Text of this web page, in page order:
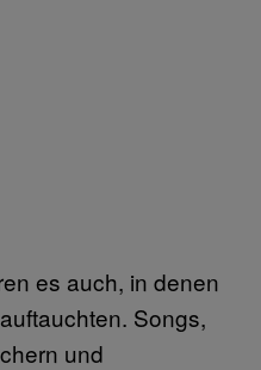
es auch, in denen
Songs,
und